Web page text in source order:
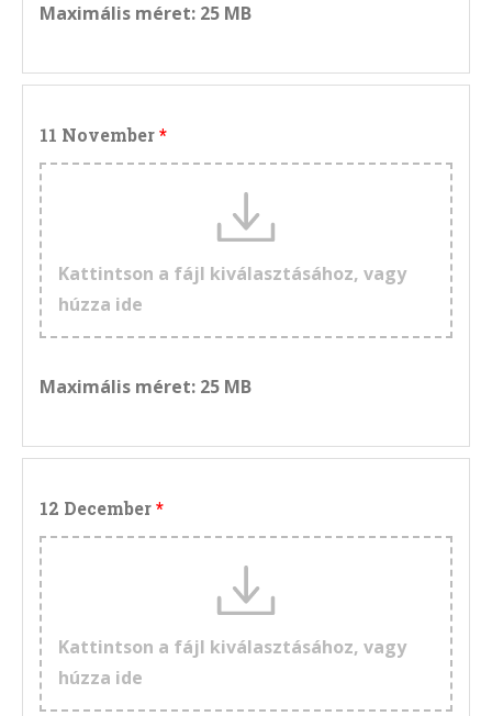
Maximális méret: 25 MB
11 November
Kattintson a fájl kiválasztásához, vagy
húzza ide
Maximális méret: 25 MB
12 December
Kattintson a fájl kiválasztásához, vagy
húzza ide